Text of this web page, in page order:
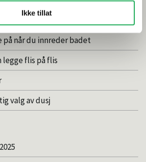
Ikke tillat
når du innreder badet
legge flis på flis
valg av dusj